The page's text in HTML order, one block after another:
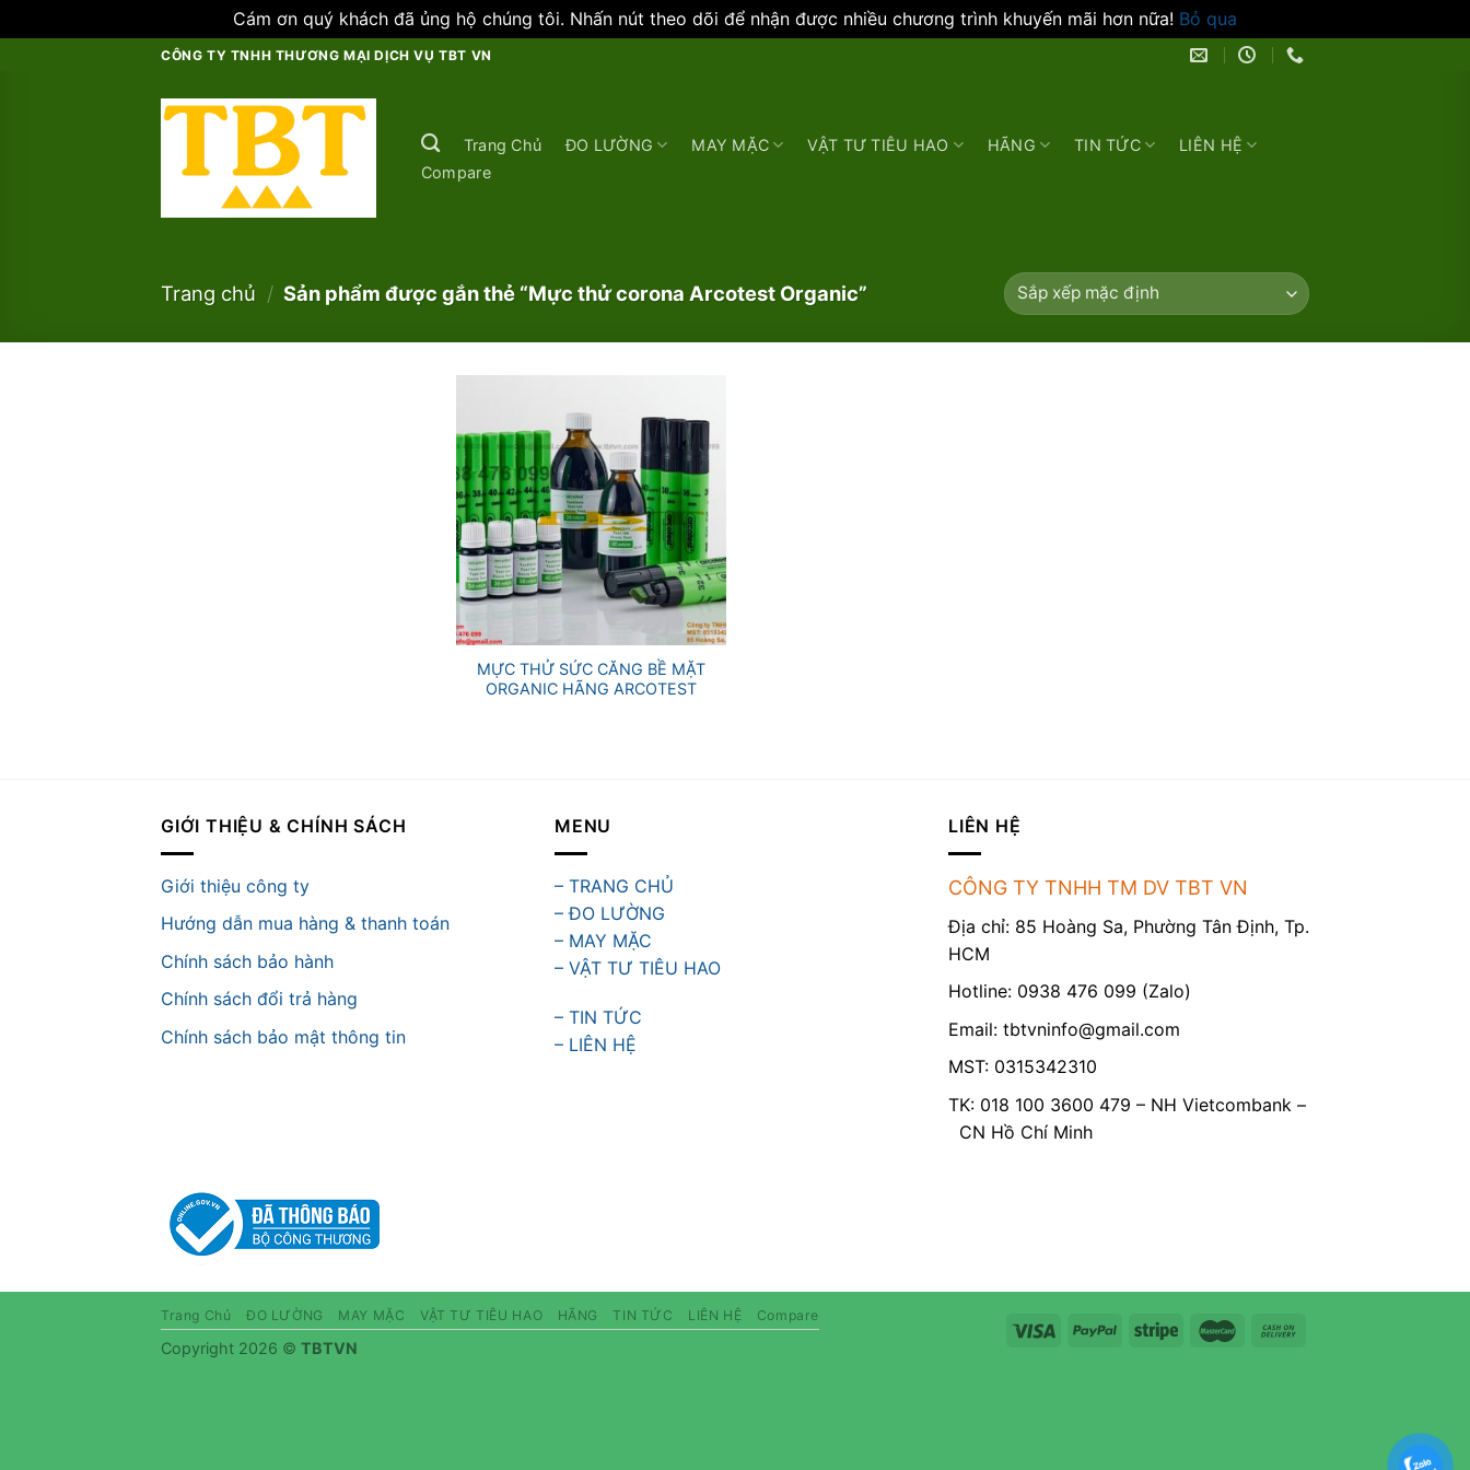
Cám ơn quý khách đã ủng hộ chúng tôi. Nhấn nút theo dõi để nhận được nhiều chương trình khuyến mãi hơn nữa! Bỏ qua
CÔNG TY TNHH THƯƠNG MẠI DỊCH VỤ TBT VN
Trang Chủ ĐO LƯỜNG MAY MẶC VẬT TƯ TIÊU HAO HÃNG TIN TỨC
LIÊN HỆ
Compare
Trang chủ / Sản phẩm được gắn thẻ “Mực thử corona Arcotest Organic”
MỰC THỬ SỨC CĂNG BỀ MẶT
ORGANIC HÃNG ARCOTEST
GIỚI THIỆU & CHÍNH SÁCH
Giới thiệu công ty
Hướng dẫn mua hàng & thanh toán
Chính sách bảo hành
Chính sách đổi trả hàng
Chính sách bảo mật thông tin
MENU
– TRANG CHỦ
– ĐO LƯỜNG
– MAY MẶC
– VẬT TƯ TIÊU HAO
– TIN TỨC
– LIÊN HỆ
LIÊN HỆ
CÔNG TY TNHH TM DV TBT VN
Địa chỉ: 85 Hoàng Sa, Phường Tân Định, Tp.
HCM
Hotline: 0938 476 099 (Zalo)
Email: tbtvninfo@gmail.com
MST: 0315342310
TK: 018 100 3600 479 – NH Vietcombank –
CN Hồ Chí Minh
Trang Chủ ĐO LƯỜNG MAY MẶC VẬT TƯ TIÊU HAO HÃNG TIN TỨC LIÊN HỆ Compare
Copyright 2026 © TBTVN